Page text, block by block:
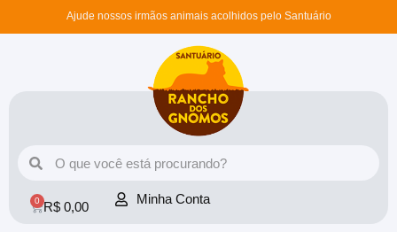
Ajude nossos irmãos animais acolhidos pelo Santuário
R$ 0,00
0 Minha Conta